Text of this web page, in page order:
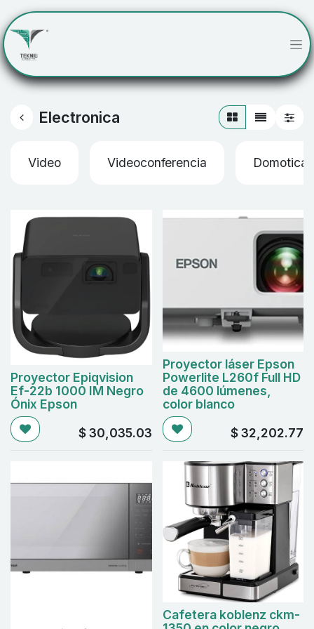
Electronica
Video Videoconferencia Domotica
Proyector Epiqvision
Ef-22b 1000 IM Negro
Ónix Epson
$30,035.03
Proyector láser Epson
Powerlite L260f Full HD
de 4600 lúmenes,
color blanco
$32,202.77
Cafetera koblenz ckm-